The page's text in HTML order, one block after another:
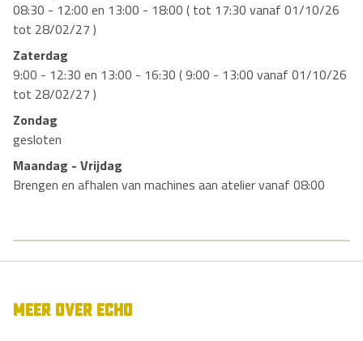
08:30 - 12:00 en 13:00 - 18:00 ( tot 17:30 vanaf 01/10/26
tot 28/02/27 )
Zaterdag
9:00 - 12:30 en 13:00 - 16:30 ( 9:00 - 13:00 vanaf 01/10/26
tot 28/02/27 )
Zondag
gesloten
Maandag - Vrijdag
Brengen en afhalen van machines aan atelier vanaf 08:00
MEER OVER ECHO